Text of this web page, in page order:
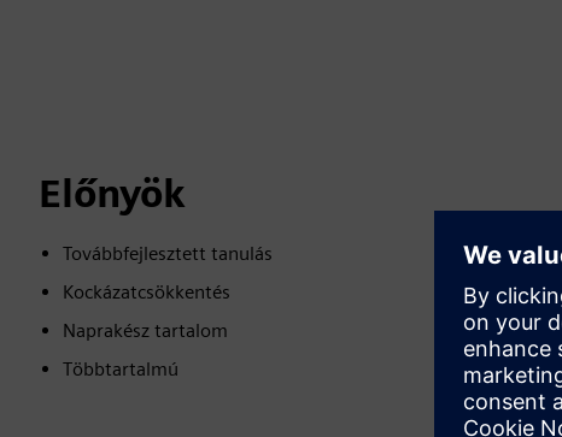
Előnyök
Továbbfejlesztett tanulás
Kockázatcsökkentés
Naprakész tartalom
Többtartalmú